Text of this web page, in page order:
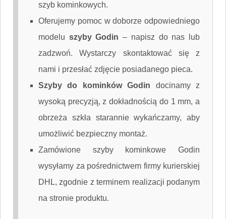
szyb kominkowych.
Oferujemy pomoc w doborze odpowiedniego
modelu szyby Godin – napisz do nas lub
zadzwoń. Wystarczy skontaktować się z
nami i przesłać zdjęcie posiadanego pieca.
Szyby do kominków Godin docinamy z
wysoką precyzją, z dokładnością do 1 mm, a
obrzeża szkła starannie wykańczamy, aby
umożliwić bezpieczny montaż.
Zamówione szyby kominkowe Godin
wysyłamy za pośrednictwem firmy kurierskiej
DHL, zgodnie z terminem realizacji podanym
na stronie produktu.